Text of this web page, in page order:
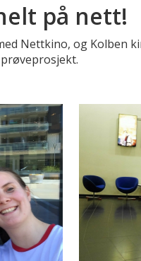
på nett!
Nettkino, og Kolben